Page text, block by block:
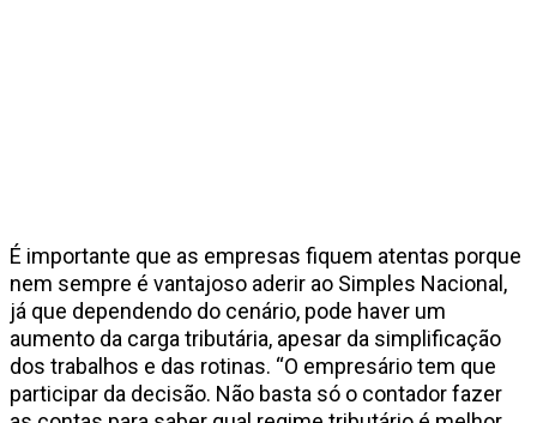
É importante que as empresas fiquem atentas porque
nem sempre é vantajoso aderir ao Simples Nacional,
já que dependendo do cenário, pode haver um
aumento da carga tributária, apesar da simplificação
dos trabalhos e das rotinas. “O empresário tem que
participar da decisão. Não basta só o contador fazer